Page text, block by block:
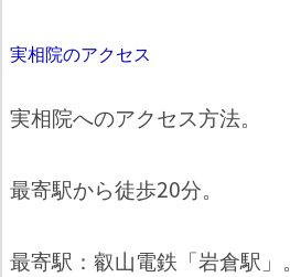
実相院のアクセス
実相院へのアクセス方法。
最寄駅から徒歩20分。
最寄駅：叡山電鉄「岩倉駅」。